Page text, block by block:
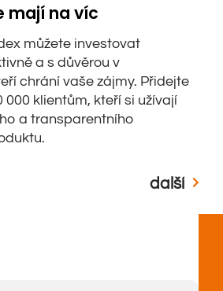
mají na víc
můžete investovat
a s důvěrou v
chrání vaše zájmy. Přidejte
000 klientům, kteří si užívají
a transparentního
další